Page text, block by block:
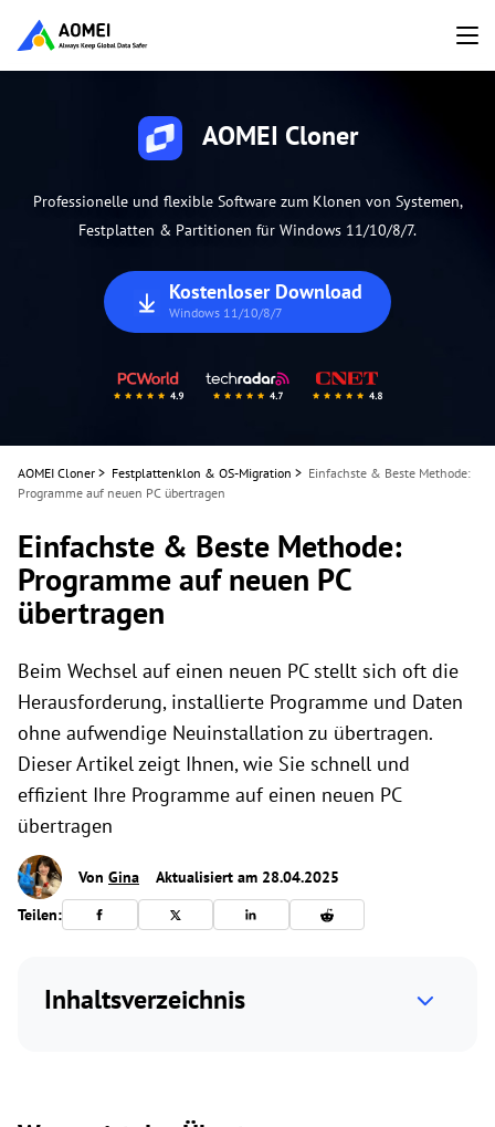
AOMEI Cloner
Professionelle und flexible Software zum Klonen von Systemen,
Festplatten & Partitionen für Windows 11/10/8/7.
Kostenloser Download
Windows 11/10/8/7
AOMEI Cloner > Festplattenklon & OS-Migration > Einfachste & Beste Methode:
Programme auf neuen PC übertragen
Einfachste & Beste Methode:
Programme auf neuen PC
übertragen
Beim Wechsel auf einen neuen PC stellt sich oft die
Herausforderung, installierte Programme und Daten
ohne aufwendige Neuinstallation zu übertragen.
Dieser Artikel zeigt Ihnen, wie Sie schnell und
effizient Ihre Programme auf einen neuen PC
übertragen
Von Gina
Aktualisiert am 28.04.2025
Teilen:
Inhaltsverzeichnis